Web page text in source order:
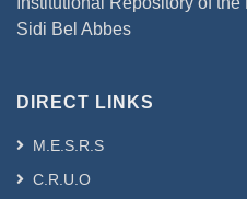
Sidi Bel Abbes
DIRECT LINKS
M.E.S.R.S
C.R.U.O